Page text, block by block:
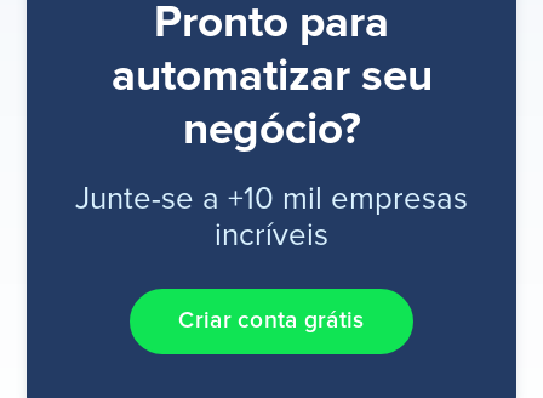
Pronto para
automatizar seu
negócio?
Junte-se a +10 mil empresas
incríveis
Criar conta grátis